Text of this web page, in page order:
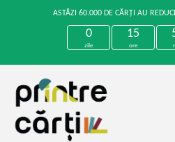
ASTĂZI 60.000 DE CĂRȚI AU
0
zile
15
ore